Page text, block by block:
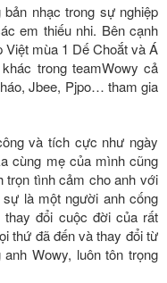
nhạc trong sự nghiệp
em thiếu nhi. Bên cạnh
mùa 1 Dế Choắt và Á
trong teamWowy cả
Jbee, Pjpo… tham gia
và tích cực như ngày
cùng mẹ của mình cũng
trọn tình cảm cho anh với
là một người anh cống
đổi cuộc đời của rất
thứ đã đến và thay đổi từ
Wowy, luôn tôn trọng